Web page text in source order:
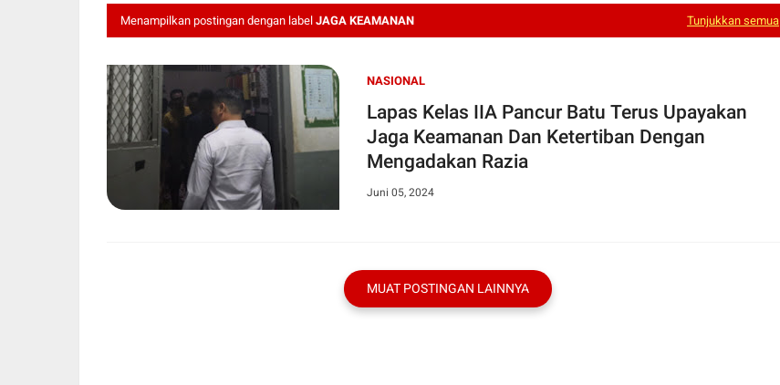
Menampilkan postingan dengan label JAGA KEAMANAN Tunjukkan semua
NASIONAL
Lapas Kelas IIA Pancur Batu Terus Upayakan
Jaga Keamanan Dan Ketertiban Dengan
Mengadakan Razia
Juni 05, 2024
MUAT POSTINGAN LAINNYA